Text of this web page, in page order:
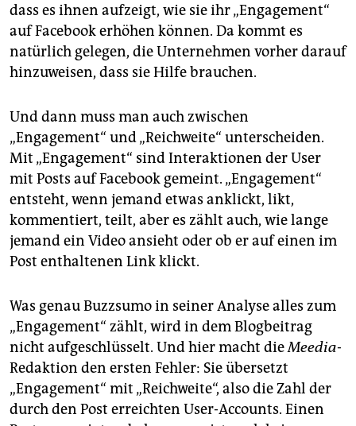
dass es ihnen aufzeigt, wie sie ihr „Engagement“
auf Facebook erhöhen können. Da kommt es
natürlich gelegen, die Unternehmen vorher darauf
hinzuweisen, dass sie Hilfe brauchen.
Und dann muss man auch zwischen
„Engagement“ und „Reichweite“ unterscheiden.
Mit „Engagement“ sind Interaktionen der User
mit Posts auf Facebook gemeint. „Engagement“
entsteht, wenn jemand etwas anklickt, likt,
kommentiert, teilt, aber es zählt auch, wie lange
jemand ein Video ansieht oder ob er auf einen im
Post enthaltenen Link klickt.
Was genau Buzzsumo in seiner Analyse alles zum
„Engagement“ zählt, wird in dem Blogbeitrag
nicht aufgeschlüsselt. Und hier macht dieMeedia-
Redaktion den ersten Fehler: Sie übersetzt
„Engagement“ mit „Reichweite“, also die Zahl der
durch den Post erreichten User-Accounts. Einen